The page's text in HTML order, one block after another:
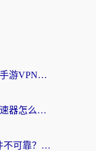
ChickCN VPN好用吗？和奇游手游VPN对比哪个回国效果更好？海外党亲测实用指南
海外党必看：PC VPN+回国加速器怎么选？无缝访问国内资源全攻略
海外党别踩坑！iOS破解版软件不可靠？教你选对回国加速器无缝看国内资源